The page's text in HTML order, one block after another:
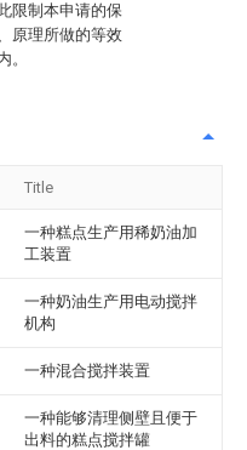
限制本申请的保
原理所做的等效
。
Title
一种糕点生产用稀奶油加
工装置
一种奶油生产用电动搅拌
机构
一种混合搅拌装置
一种能够清理侧壁且便于
出料的糕点搅拌罐